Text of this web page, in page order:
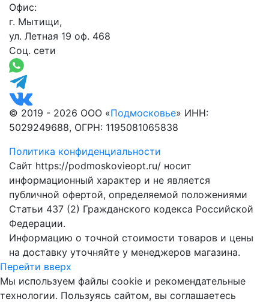
Офис:
г. Мытищи,
ул. Летная 19 оф. 468
Соц. сети
© 2019 - 2026 ООО «Подмосковье» ИНН:
5029249688, ОГРН: 1195081065838
Политика конфиденциальности
Сайт https://podmoskovieopt.ru/ носит
информационный характер и не является
публичной офертой, определяемой положениями
Статьи 437 (2) Гражданского кодекса Российской
Федерации.
Информацию о точной стоимости товаров и цены
на доставку уточняйте у менеджеров магазина.
Перейти вверх
Мы используем файлы cookie и рекомендательные
технологии. Пользуясь сайтом, вы соглашаетесь